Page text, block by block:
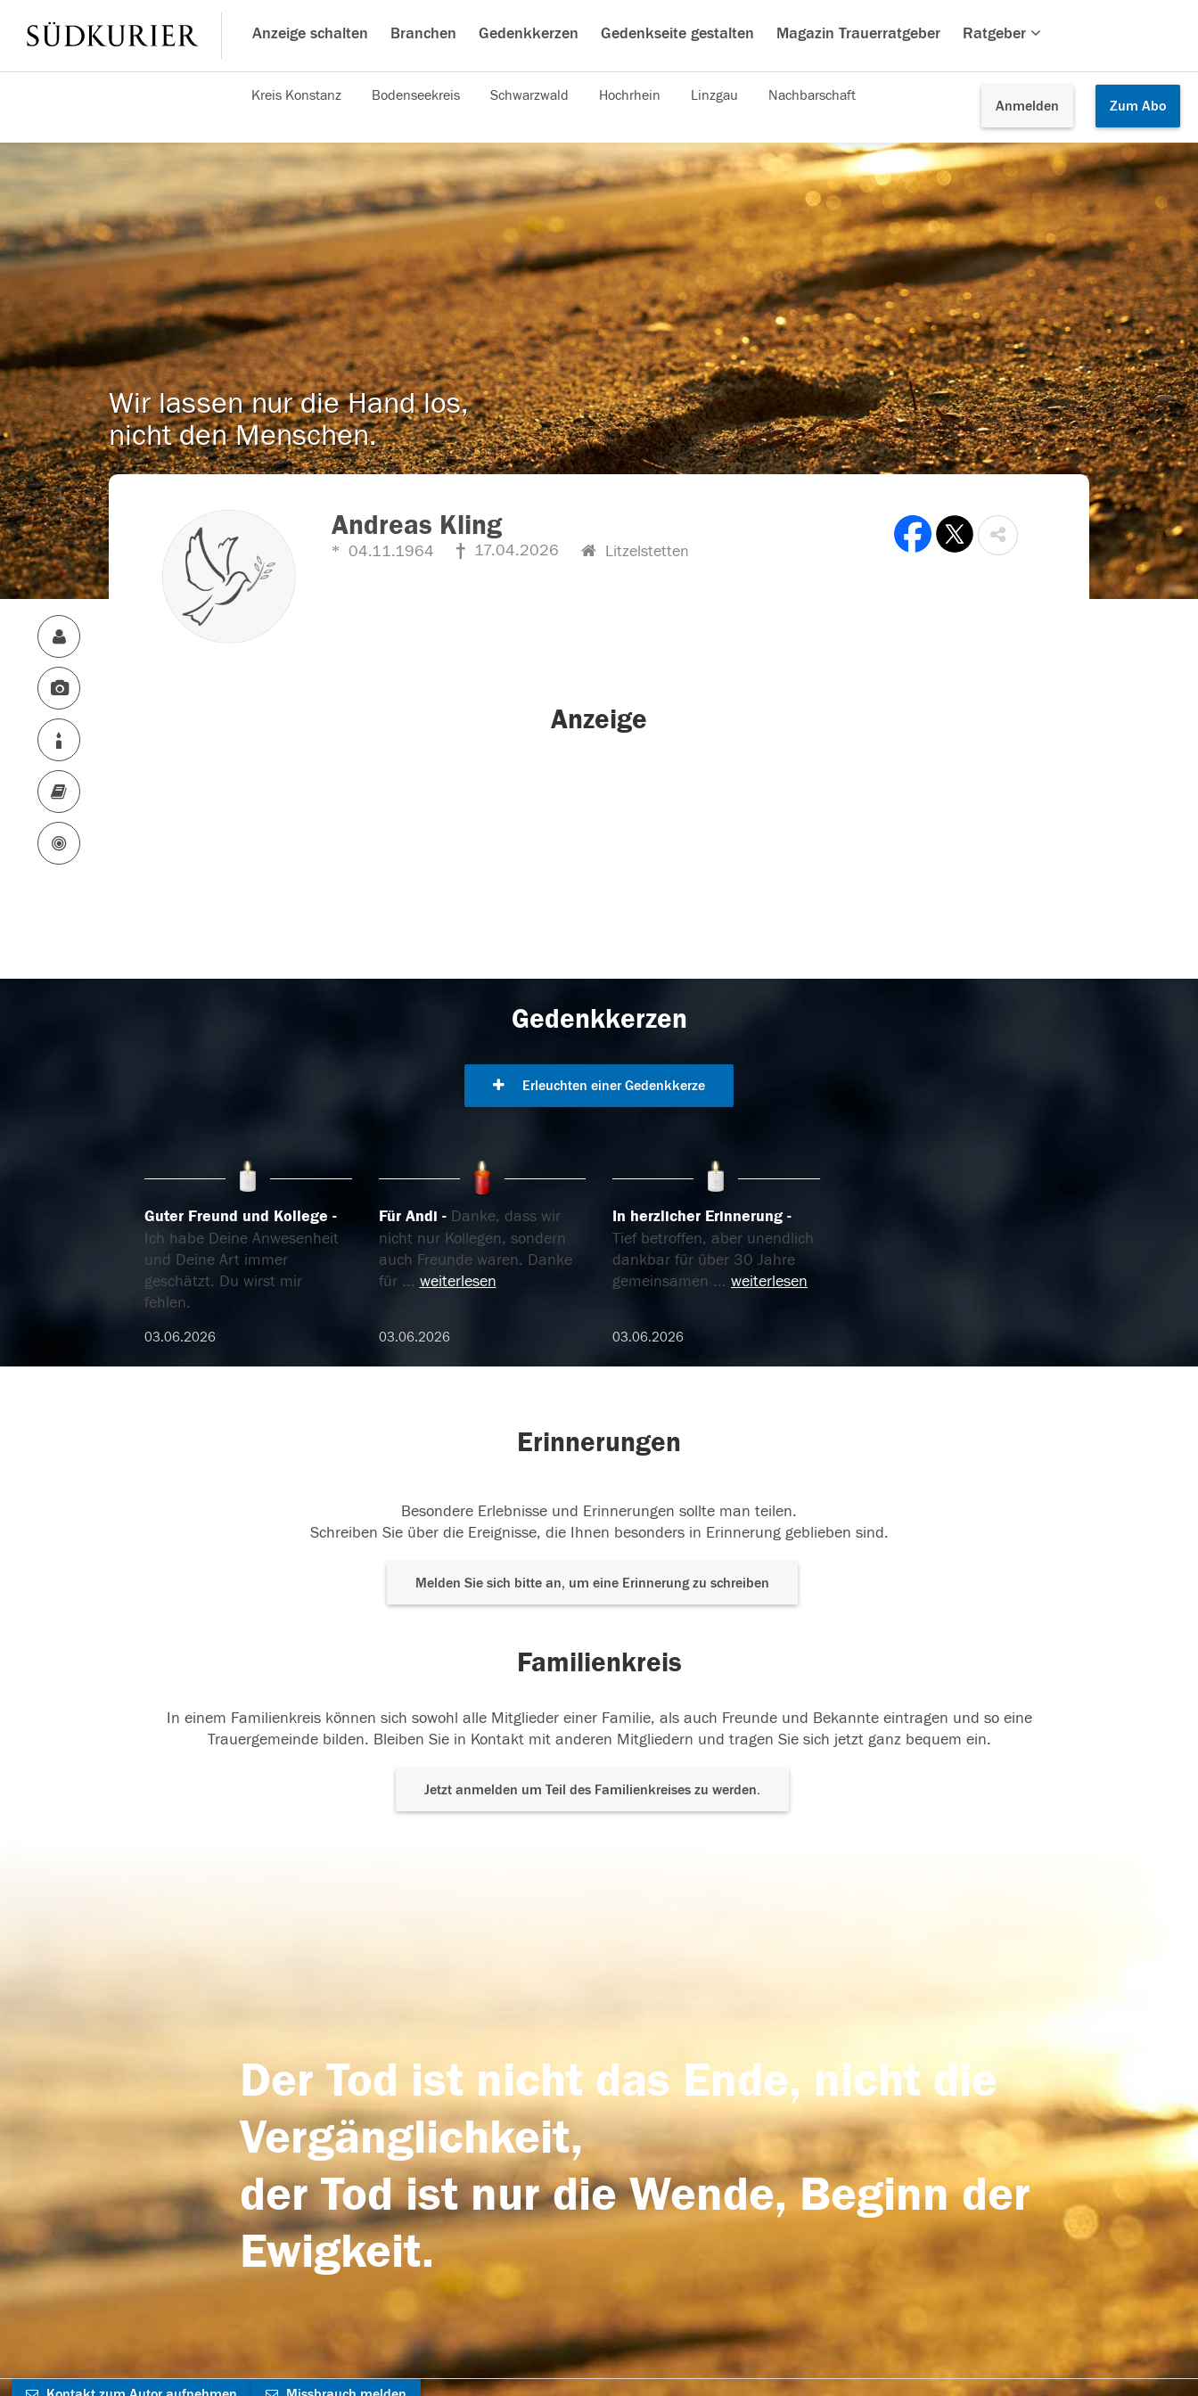
Anzeige schalten Branchen Gedenkkerzen Gedenkseite gestalten Magazin Trauerratgeber Ratgeber
Anmelden Zum Abo
Kreis Konstanz Bodenseekreis Schwarzwald Hochrhein Linzgau Nachbarschaft
Wir lassen nur die Hand los,
nicht den Menschen.
Andreas Kling
04.11.1964 17.04.2026 Litzelstetten
Anzeige
Gedenkkerzen
Erleuchten einer Gedenkkerze
Guter Freund und Kollege
Ich habe Deine Anwesenheit
und Deine Art immer
geschätzt. Du wirst mir
fehlen.
03.06.2026
Für Andi
Danke, dass wir
nicht nur Kollegen, sondern
auch Freunde waren. Danke
für ... weiterlesen
03.06.2026
In herzlicher Erinnerung
Tief betroffen, aber unendlich
dankbar für über 30 Jahre
gemeinsamen ... weiterlesen
03.06.2026
Erinnerungen
Besondere Erlebnisse und Erinnerungen sollte man teilen.
Schreiben Sie über die Ereignisse, die Ihnen besonders in Erinnerung geblieben sind.
Melden Sie sich bitte an, um eine Erinnerung zu schreiben
Familienkreis
In einem Familienkreis können sich sowohl alle Mitglieder einer Familie, als auch Freunde und Bekannte eintragen und so eine
Trauergemeinde bilden. Bleiben Sie in Kontakt mit anderen Mitgliedern und tragen Sie sich jetzt ganz bequem ein.
Jetzt anmelden um Teil des Familienkreises zu werden.
Der Tod ist nicht das Ende, nicht die
Vergänglichkeit,
der Tod ist nur die Wende, Beginn der
Ewigkeit.